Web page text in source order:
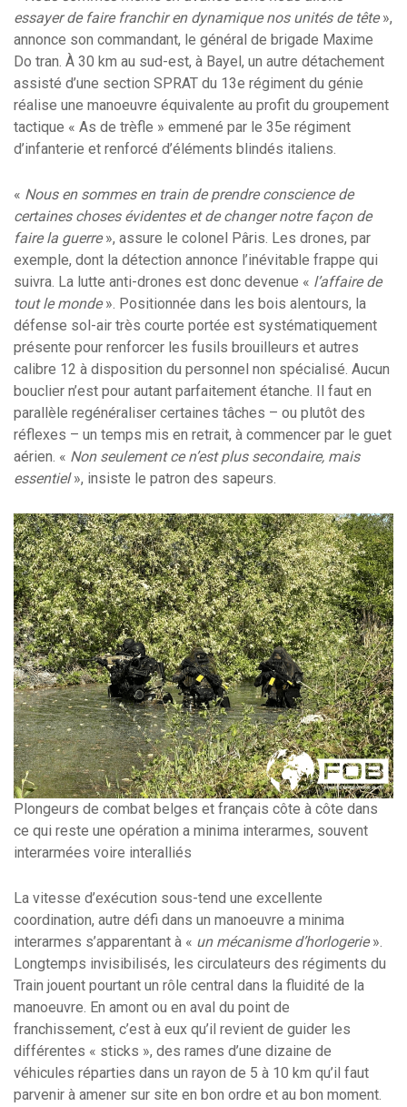
essayer de faire franchir en dynamique nos unités de tête»,
annonce son commandant, le général de brigade Maxime
Do tran. À 30 km au sud-est, à Bayel, un autre détachement
assisté d’une section SPRAT du 13e régiment du génie
réalise une manoeuvre équivalente au profit du groupement
tactique « As de trèfle » emmené par le 35e régiment
d’infanterie et renforcé d’éléments blindés italiens.
« Nous en sommes en train de prendre conscience de
certaines choses évidentes et de changer notre façon de
faire la guerre», assure le colonel Pâris. Les drones, par
exemple, dont la détection annonce l’inévitable frappe qui
suivra. La lutte anti-drones est donc devenue « l’affaire de
tout le monde». Positionnée dans les bois alentours, la
défense sol-air très courte portée est systématiquement
présente pour renforcer les fusils brouilleurs et autres
calibre 12 à disposition du personnel non spécialisé. Aucun
bouclier n’est pour autant parfaitement étanche. Il faut en
parallèle regénéraliser certaines tâches – ou plutôt des
réflexes – un temps mis en retrait, à commencer par le guet
aérien. « Non seulement ce n’est plus secondaire, mais
essentiel», insiste le patron des sapeurs.
Plongeurs de combat belges et français côte à côte dans
ce qui reste une opération a minima interarmes, souvent
interarmées voire interalliés
La vitesse d’exécution sous-tend une excellente
coordination, autre défi dans un manoeuvre a minima
interarmes s’apparentant à « un mécanisme d’horlogerie».
Longtemps invisibilisés, les circulateurs des régiments du
Train jouent pourtant un rôle central dans la fluidité de la
manoeuvre. En amont ou en aval du point de
franchissement, c’est à eux qu’il revient de guider les
différentes « sticks », des rames d’une dizaine de
véhicules réparties dans un rayon de 5 à 10 km qu’il faut
parvenir à amener sur site en bon ordre et au bon moment.